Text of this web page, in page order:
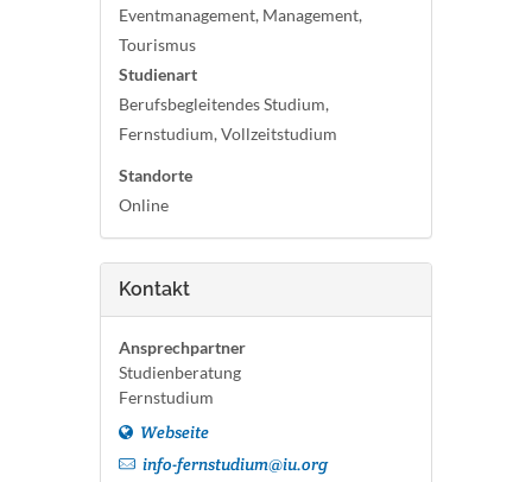
Eventmanagement, Management,
Tourismus
Studienart
Berufsbegleitendes Studium,
Fernstudium, Vollzeitstudium
Standorte
Online
Kontakt
Ansprechpartner
Studienberatung
Fernstudium
Webseite
info-fernstudium@iu.org